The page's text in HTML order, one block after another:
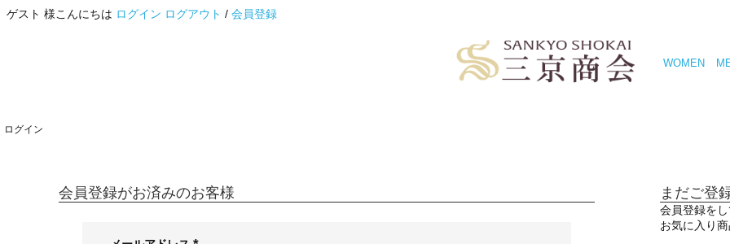
ゲスト 様こんにちは ログイン ログアウト / 会員登録
WOMEN
ログイン
会員登録がお済みのお客様 まだご登
会員登録を
お気に入り